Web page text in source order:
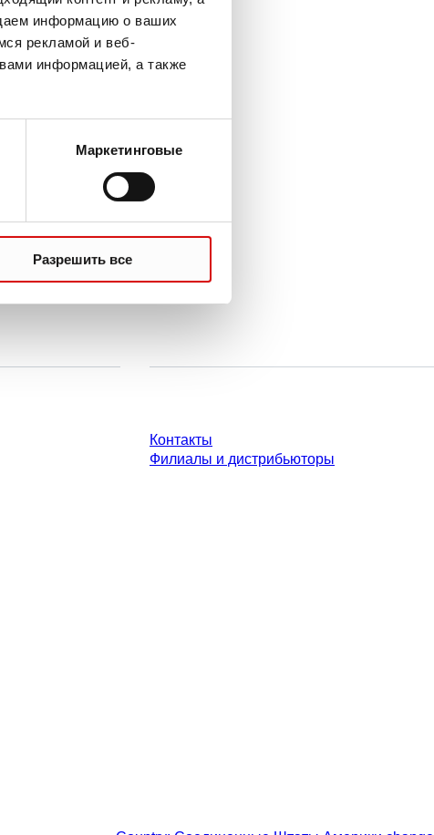
информацию о ваших
рекламой и веб-
информацией, а также
Маркетинговые
Разрешить все
Контакты
Филиалы и дистрибьюторы